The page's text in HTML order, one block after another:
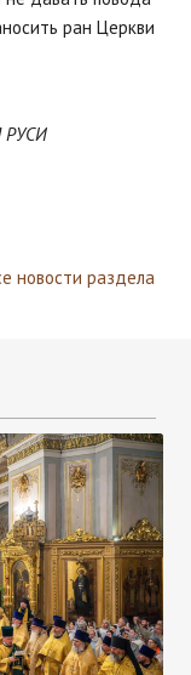
ран Церкви
РУСИ
новости раздела